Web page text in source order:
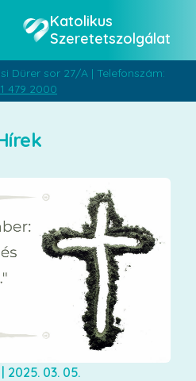
Katolikus
Szeretetszolgálat
Dürer sor 27/A | Telefonszám:
479 2000
| 2025. 03. 05.